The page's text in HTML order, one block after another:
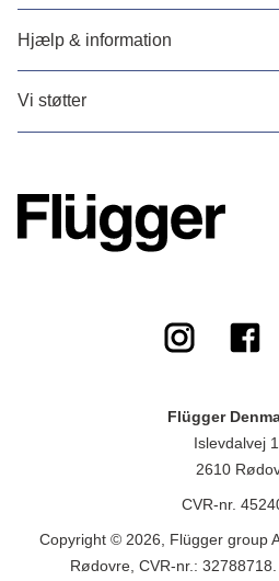
Hjælp & information
Vi støtter
Flügger
Islevdalvej
2610
CVR-nr.
Copyright © 2026, Flügger group
Rødovre, CVR-nr.: 32788718.